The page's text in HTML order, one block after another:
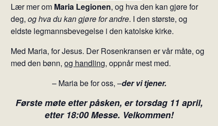
Lær mer om Maria Legionen, og hva den kan gjøre for
deg,og hva du kan gjøre for andre. I den største, og
eldste legmannsbevegelse i den katolske kirke.
Med Maria, for Jesus. Der Rosenkransen er vår måte, og
med den bønn,og handling, oppnår mest med.
– Maria be for oss, –der vi tjener.
Første møte etter påsken, er torsdag 11 april,
etter 18:00 Messe. Velkommen!